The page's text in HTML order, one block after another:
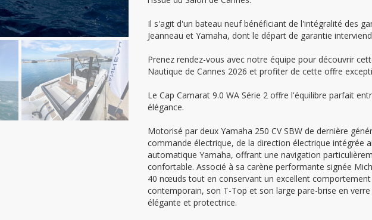
Il s'agit d'un bateau neuf bénéficiant de l'intégralité des
Jeanneau et Yamaha, dont le départ de garantie
Prenez rendez-vous avec notre équipe pour découvrir
Nautique de Cannes 2026 et profiter de cette offre
Le Cap Camarat 9.0 WA Série 2 offre l'équilibre parfait
élégance.
Motorisé par deux Yamaha 250 CV SBW de dernière
commande électrique, de la direction électrique intégrée
automatique Yamaha, offrant une navigation
confortable. Associé à sa carène performante signée
40 nœuds tout en conservant un excellent comportement
contemporain, son T-Top et son large pare-brise en
élégante et protectrice.